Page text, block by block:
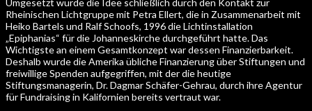
Rheinischen Lichtgruppe mit Petra Ellert, die in Zusammenarbeit mit
Heiko Bartels und Ralf Schoofs, 1996 die Lichtinstallation
„Epiphanias“ für die Johanneskirche durchgeführt hatte. Das
Wichtigste an einem Gesamtkonzept war dessen Finanzierbarkeit.
Deshalb wurde die Amerika übliche Finanzierung über Stiftungen und
freiwillige Spenden aufgegriffen, mit der die heutige
Stiftungsmanagerin, Dr. Dagmar Schäfer-Gehrau, durch ihre Agentur
für Fundraising in Kalifornien bereits vertraut war.